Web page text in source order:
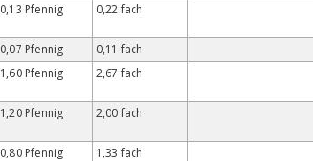
0,13 Pfennig 0,22 fach
0,07 Pfennig
0,11 fach
1,60 Pfennig 2,67 fach
1,20 Pfennig 2,00 fach
0,80 Pfennig 1,33 fach